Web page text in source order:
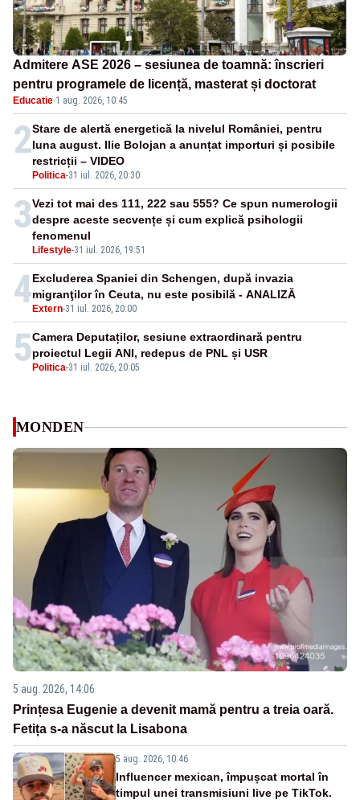
Admitere ASE 2026 – sesiunea de toamnă: înscrieri
pentru programele de licență, masterat și doctorat
Educatie·1 aug. 2026, 10:45
2
Politica-31 iul. 2026, 20:30
Stare de alertă energetică la nivelul României, pentru
luna august. Ilie Bolojan a anunțat importuri și posibile
restricții – VIDEO
3
Lifestyle-31 iul. 2026, 19:51
Vezi tot mai des 111, 222 sau 555? Ce spun numerologii
despre aceste secvențe și cum explică psihologii
fenomenul
4 Extern-31 iul. 2026, 20:00
Excluderea Spaniei din Schengen, după invazia
migranţilor în Ceuta, nu este posibilă - ANALIZĂ
5 Politica-31 iul. 2026, 20:05
Camera Deputaților, sesiune extraordinară pentru
proiectul Legii ANI, redepus de PNL și USR
MONDEN
5 aug. 2026, 14:06
Prințesa Eugenie a devenit mamă pentru a treia oară.
Fetița s-a născut la Lisabona
5 aug. 2026, 10:46
Influencer mexican, împușcat mortal în
timpul unei transmisiuni live pe TikTok.